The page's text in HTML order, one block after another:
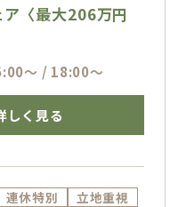
〈最大206万円
～ / 18:00～
しく見る
連休特別 立地重視